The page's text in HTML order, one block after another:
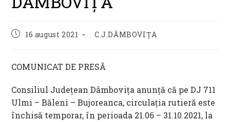
Post16 august 2021
Post
C.J.DÂMBOVIȚA
COMUNICAT DE PRESĂ
Consiliul Județean Dâmbovița anunță că pe DJ 711
Ulmi – Băleni – Bujoreanca, circulația rutieră este
închisă temporar, în perioada 21.06 – 31.10.2021, la